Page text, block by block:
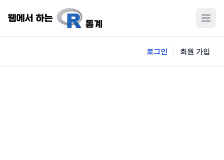
로그인 회원 가입